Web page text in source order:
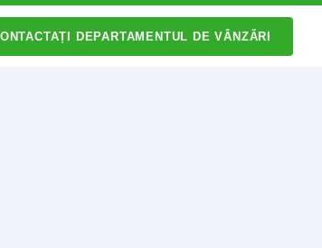
DEPARTAMENTUL DE VÂNZĂRI